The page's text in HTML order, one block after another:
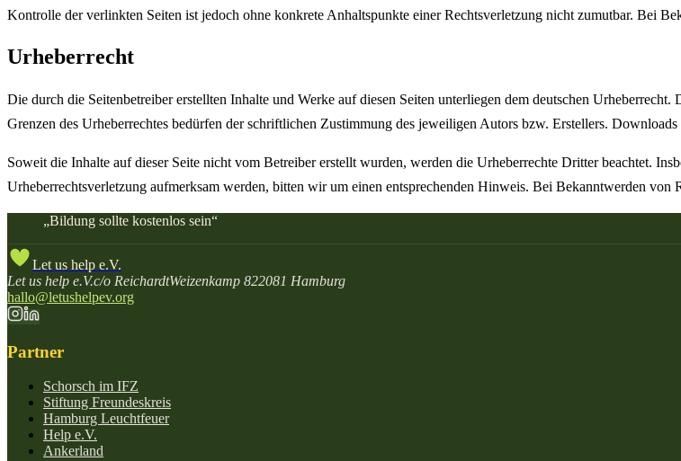
Kontrolle der verlinkten Seiten ist jedoch ohne konkrete Anhaltspunkte einer Rechtsverletzung nicht zumutbar. Bei
Urheberrecht
Die durch die Seitenbetreiber erstellten Inhalte und Werke auf diesen Seiten unterliegen dem deutschen
Grenzen des Urheberrechtes bedürfen der schriftlichen Zustimmung des jeweiligen Autors bzw. Erstellers.
Soweit die Inhalte auf dieser Seite nicht vom Betreiber erstellt wurden, werden die Urheberrechte Dritter beachtet.
Urheberrechtsverletzung aufmerksam werden, bitten wir um einen entsprechenden Hinweis. Bei Bekanntwerden von
„Bildung sollte kostenlos sein“
Let us help e.V.
Let us help e.V.c/o ReichardtWeizenkamp 822081 Hamburg
hallo@letushelpev.org
Partner
Schorsch im IFZ
Stiftung Freundeskreis
Hamburg Leuchtfeuer
Help e.V.
Ankerland